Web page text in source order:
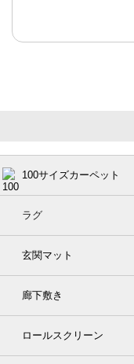
100サイズカーペット
ラグ
玄関マット
廊下敷き
ロールスクリーン